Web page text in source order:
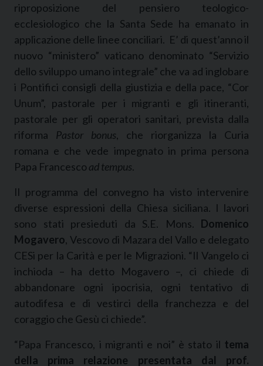
riproposizione del pensiero teologico-
ecclesiologico che la Santa Sede ha emanato in
applicazione delle linee conciliari. E’ di quest’anno il
nuovo “ministero” vaticano denominato “Servizio
dello sviluppo umano integrale” che va ad inglobare
i Pontifici consigli della giustizia e della pace, “Cor
Unum”, pastorale per i migranti e gli itineranti,
pastorale per gli operatori sanitari, prevista dalla
riforma Pastor bonus, che riorganizza la Curia
romana e che vede impegnato in prima persona
Papa Francesco ad tempus.
Il programma del convegno ha visto intervenire
diverse espressioni della Chiesa siciliana. I lavori
sono stati presieduti da S.E. Mons. Domenico
Mogavero, Vescovo di Mazara del Vallo e delegato
CESi per la Carità e per le Migrazioni. “Il Vangelo ci
inchioda – ha detto Mogavero –, ci chiede di
abbandonare ogni ipocrisia, ogni tentativo di
autodifesa e di vestirci della franchezza e del
coraggio che Gesù ci chiede”.
“Papa Francesco, i migranti e noi” è stato il tema
della prima relazione presentata dal prof.